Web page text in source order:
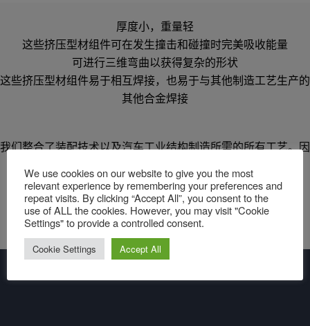
厚度小，重量轻
这些挤压型材组件可在发生撞击和碰撞时完美吸收能量
可进行三维弯曲以获得复杂的形状
这些挤压型材组件易于相互焊接，也易于与其他制造工艺生产的
其他合金焊接
我们整合了装配技术以及汽车工业结构制造所需的所有工艺。因
We use cookies on our website to give you the most
relevant experience by remembering your preferences and
repeat visits. By clicking “Accept All”, you consent to the
use of ALL the cookies. However, you may visit "Cookie
Settings" to provide a controlled consent.
Cookie Settings Accept All